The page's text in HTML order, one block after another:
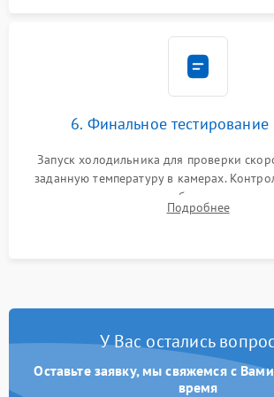
6. Финальное
Запуск холодильника для проверки
заданную температуру в камерах.
компрессора, отсутствия обмерзания
срабатывания системыПодробнее
У Вас остались
Оставьте заявку, мы свяжемся с
время